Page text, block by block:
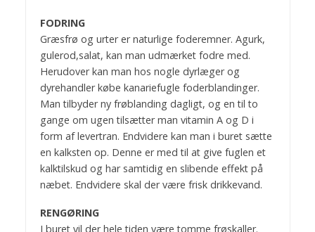
FODRING
Græsfrø og urter er naturlige foderemner. Agurk,
gulerod,salat, kan man udmærket fodre med.
Herudover kan man hos nogle dyrlæger og
dyrehandler købe kanariefugle foderblandinger.
Man tilbyder ny frøblanding dagligt, og en til to
gange om ugen tilsætter man vitamin A og D i
form af levertran. Endvidere kan man i buret sætte
en kalksten op. Denne er med til at give fuglen et
kalktilskud og har samtidig en slibende effekt på
næbet. Endvidere skal der være frisk drikkevand.
RENGØRING
I buret vil der hele tiden være tomme frøskaller.